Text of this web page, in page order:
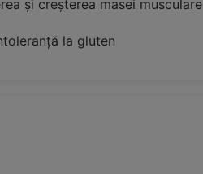
și creșterea masei musculare
la gluten